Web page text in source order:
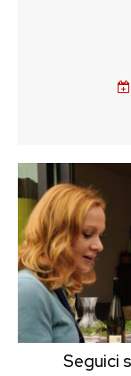
Seguici